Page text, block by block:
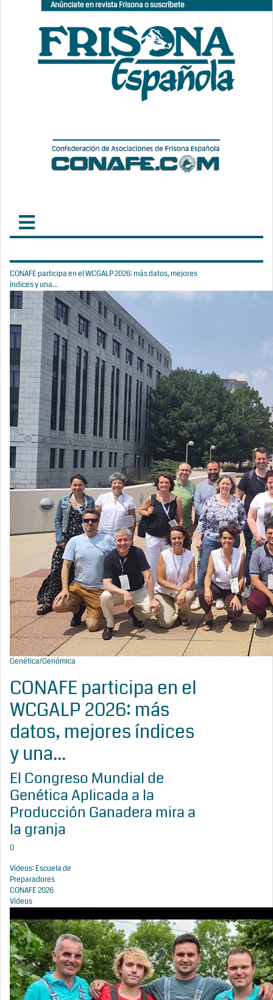
Anúnciate en revista Frisona o suscríbete
CONAFE participa en el WCGALP 2026: más datos, mejores
índices y una...
Genética/Genómica
CONAFE participa en el
WCGALP 2026: más
datos, mejores índices
y una...
El Congreso Mundial de
Genética Aplicada a la
Producción Ganadera mira a
la granja
0
Vídeos: Escuela de
Preparadores
CONAFE 2026
Vídeos